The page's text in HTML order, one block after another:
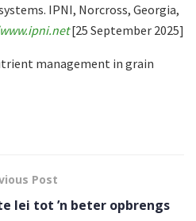
IPNI, Norcross, Georgia,
[25 September 2025]
management in grain
Post
lei tot ’n beter opbrengs